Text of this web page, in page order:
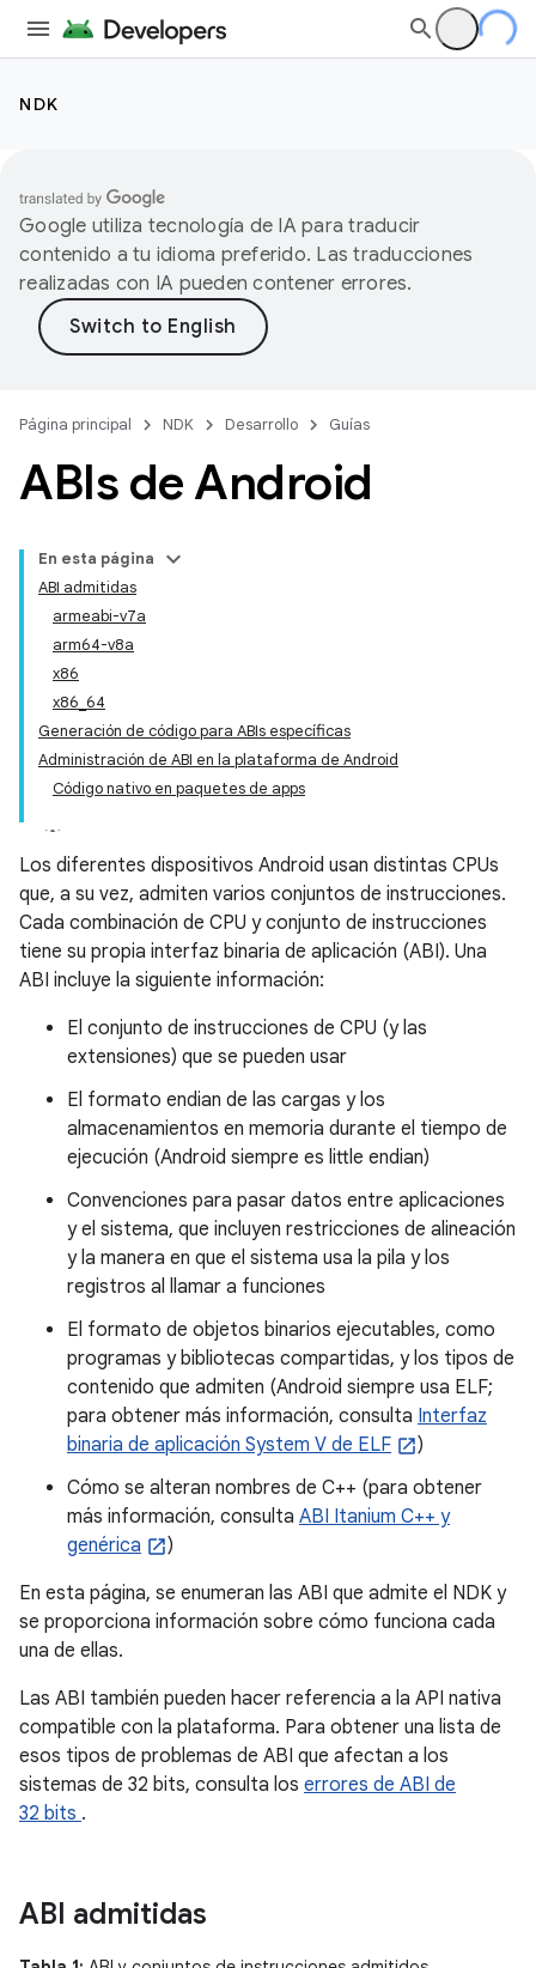
NDK
Google utiliza tecnología de IA para traducir
contenido a tu idioma preferido. Las traducciones
realizadas con IA pueden contener errores.
Página principal NDK Desarrollo Guías
ABIs de Android
En esta página
ABI admitidas
armeabi-v7a
arm64-v8a
x86
x86_64
Generación de código para ABIs específicas
Administración de ABI en la plataforma de Android
Código nativo en paquetes de apps
Los diferentes dispositivos Android usan distintas CPUs
que, a su vez, admiten varios conjuntos de instrucciones.
Cada combinación de CPU y conjunto de instrucciones
tiene su propia interfaz binaria de aplicación (ABI). Una
ABI incluye la siguiente información:
El conjunto de instrucciones de CPU (y las
extensiones) que se pueden usar
El formato endian de las cargas y los
almacenamientos en memoria durante el tiempo de
ejecución (Android siempre es little endian)
Convenciones para pasar datos entre aplicaciones
y el sistema, que incluyen restricciones de alineación
y la manera en que el sistema usa la pila y los
registros al llamar a funciones
El formato de objetos binarios ejecutables, como
programas y bibliotecas compartidas, y los tipos de
contenido que admiten (Android siempre usa ELF;
para obtener más información, consulta Interfaz
binaria de aplicación System V de ELF
)
Cómo se alteran nombres de C++ (para obtener
más información, consulta ABI Itanium C++ y
genérica
)
En esta página, se enumeran las ABI que admite el NDK y
se proporciona información sobre cómo funciona cada
una de ellas.
Las ABI también pueden hacer referencia a la API nativa
compatible con la plataforma. Para obtener una lista de
esos tipos de problemas de ABI que afectan a los
sistemas de 32 bits, consulta los errores de ABI de
32 bits .
ABI admitidas